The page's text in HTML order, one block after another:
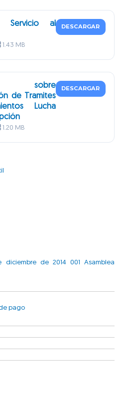
Servicio al
1.43 MB
DESCARGAR
sobre
de Tramites
Lucha
1.20 MB
DESCARGAR
diciembre de 2014 001 Asamblea
pago